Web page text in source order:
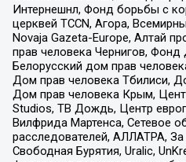
Интернешнл, Фонд борьбы с
церквей TCCN, Агора,
Novaja Gazeta-Europe, Алтай
прав человека Чернигов,
Белорусский дом прав
Дом прав человека Тбилиси,
Дом прав человека Крым,
Studios, ТВ Дождь, Центр
Вилфрида Мартенса, Сетевое
расследователей, АЛЛАТРА,
Свободная Бурятия, Uralic,